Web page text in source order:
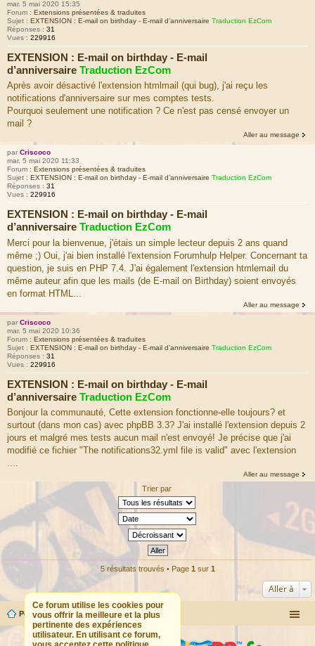
mar. 5 mai 2020 15:35
Forum : Extensions présentées & traduites
Sujet : EXTENSION : E-mail on birthday - E-mail d’anniversaire Traduction EzCom
Réponses : 31
Vues : 229916
EXTENSION : E-mail on birthday - E-mail
d’anniversaire Traduction EzCom
Après avoir désactivé l'extension htmlmail (qui bug), j'ai reçu les
notifications d'anniversaire sur mes comptes tests.
Pourquoi seulement une notification ? Ce n'est pas censé envoyer un
mail ?
Aller au message
par Criscoco
mar. 5 mai 2020 11:33
Forum : Extensions présentées & traduites
Sujet : EXTENSION : E-mail on birthday - E-mail d’anniversaire Traduction EzCom
Réponses : 31
Vues : 229916
EXTENSION : E-mail on birthday - E-mail
d’anniversaire Traduction EzCom
Merci pour la bienvenue, j'étais un simple lecteur depuis 2 ans quand
même ;) Oui, j'ai bien installé l'extension Forumhulp Helper. Concernant ta
question, je suis en PHP 7.4. J'ai également l'extension htmlemail du
même auteur afin que les mails (de E-mail on Birthday) soient envoyés
en format HTML...
Aller au message
par Criscoco
mar. 5 mai 2020 10:36
Forum : Extensions présentées & traduites
Sujet : EXTENSION : E-mail on birthday - E-mail d’anniversaire Traduction EzCom
Réponses : 31
Vues : 229916
EXTENSION : E-mail on birthday - E-mail
d’anniversaire Traduction EzCom
Bonjour la communauté, Cette extension fonctionne-elle toujours? et
surtout (dans mon cas) avec phpBB 3.3? J'ai installé l'extension depuis 2
jours et malgré mes tests aucun mail n'est envoyé! Je précise que j'ai
modifié ce fichier "The notifications32.yml file is valid" avec l'extension
....
Aller au message
Trier par
5 résultats trouvés • Page 1 sur 1
Aller à
Ce forum utilise les cookies pour
vous offrir la meilleure et la plus
pertinente des expériences
utilisateur. En utilisant ce forum,
Portail Forum